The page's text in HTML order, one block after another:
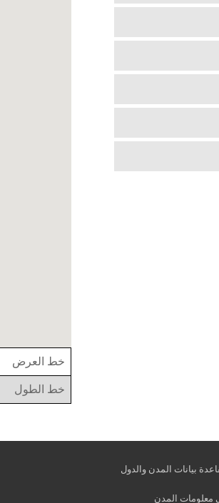
خط العرض
خط الطول
بيانات المدن والدول
معلومات المدن